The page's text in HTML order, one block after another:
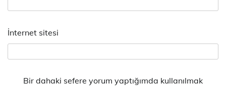
İnternet sitesi
Bir dahaki sefere yorum yaptığımda kullanılmak